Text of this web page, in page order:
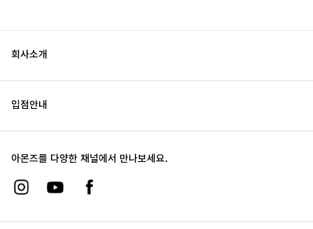
회사소개
입점안내
아몬즈를 다양한 채널에서 만나보세요.